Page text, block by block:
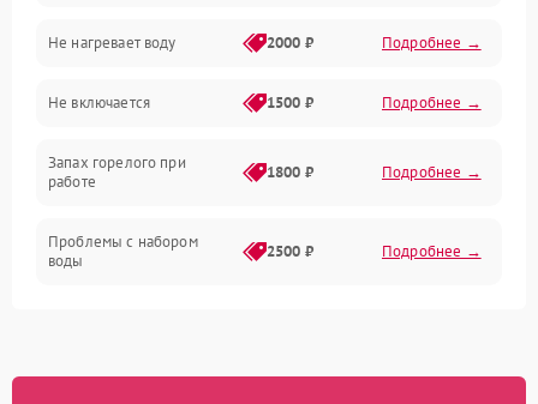
Программное обеспечение
Не нагревает воду 2000 ₽ Подробнее →
Не включается 1500 ₽ Подробнее →
Запах горелого при
работе
1800 ₽ Подробнее →
Проблемы с набором
воды
2500 ₽ Подробнее →
Замена платы управления 2200 ₽ Подробнее →